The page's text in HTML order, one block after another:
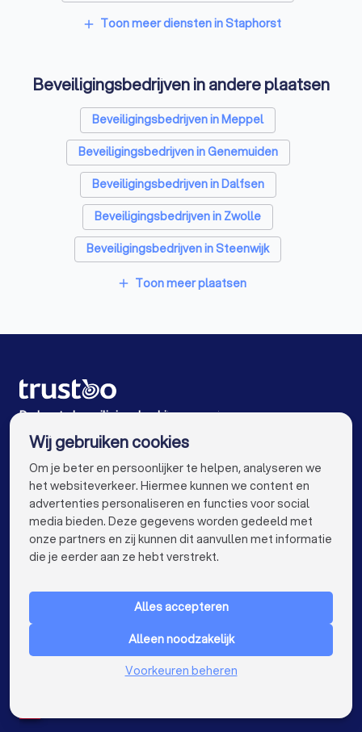
Tekstschrijvers in Staphorst
SEO-specialisten in Staphorst
Grafisch ontwerpers in Staphorst
Reclamebureaus in Staphorst
Accountants in Staphorst
add Toon meer diensten in Staphorst
Beveiligingsbedrijven in andere plaatsen
Beveiligingsbedrijven in Meppel
Beveiligingsbedrijven in Genemuiden
Beveiligingsbedrijven in Dalfsen
Beveiligingsbedrijven in Zwolle
Beveiligingsbedrijven in Steenwijk
Beveiligingsbedrijven in Dedemsvaart
Beveiligingsbedrijven in Grafhorst
Beveiligingsbedrijven in Hoogeveen
Beveiligingsbedrijven in Amsterdam
Beveiligingsbedrijven in Rotterdam
Beveiligingsbedrijven in Den Haag
Beveiligingsbedrijven in Utrecht
Beveiligingsbedrijven in Tilburg
Beveiligingsbedrijven in Groningen
Beveiligingsbedrijven in Almere
add Toon meer plaatsen
De beste beveiligingsbedrijven voor jou
VOOR PARTICULIEREN keyboard_arrow_down
Nederland
Wij gebruiken cookies
Om je beter en persoonlijker te helpen, analyseren we
het websiteverkeer. Hiermee kunnen we content en
advertenties personaliseren en functies voor social
media bieden. Deze gegevens worden gedeeld met
onze partners en zij kunnen dit aanvullen met informatie
die je eerder aan ze hebt verstrekt.
Alles accepteren
Alleen noodzakelijk
Voorkeuren beheren